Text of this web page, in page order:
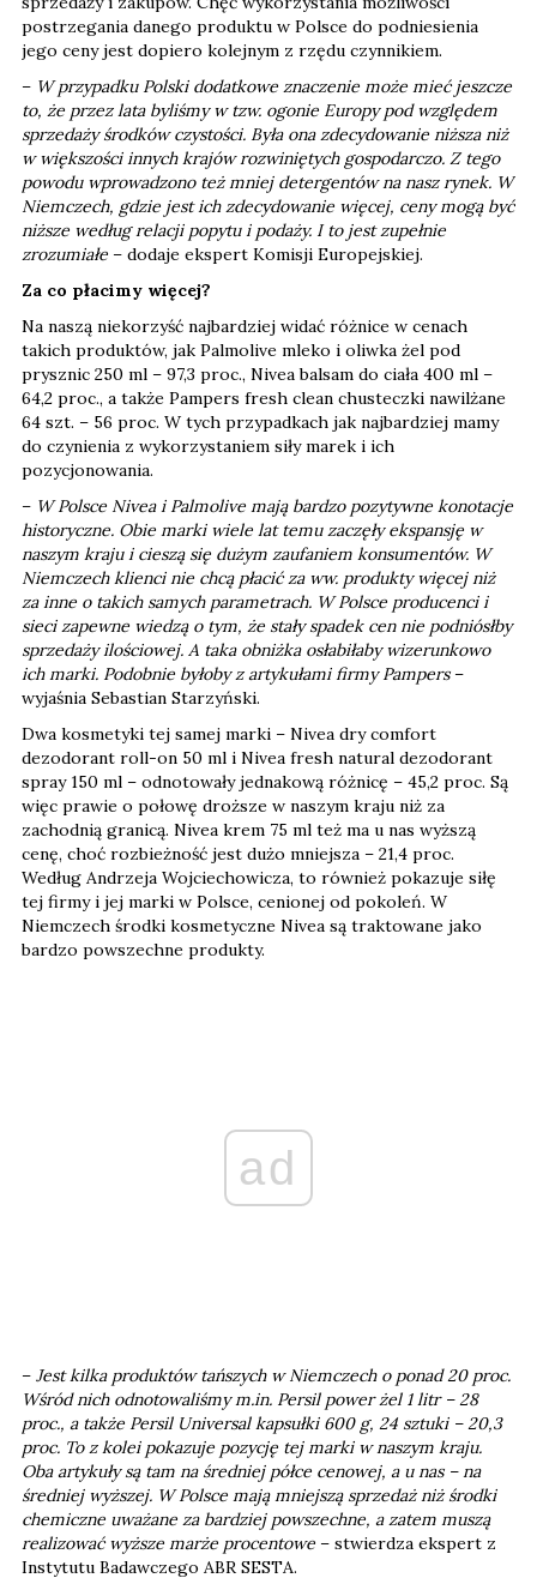
postrzegania danego produktu w Polsce do podniesienia
jego ceny jest dopiero kolejnym z rzędu czynnikiem.
– W przypadku Polski dodatkowe znaczenie może mieć jeszcze
to, że przez lata byliśmy w tzw. ogonie Europy pod względem
sprzedaży środków czystości. Była ona zdecydowanie niższa niż
w większości innych krajów rozwiniętych gospodarczo. Z tego
powodu wprowadzono też mniej detergentów na nasz rynek. W
Niemczech, gdzie jest ich zdecydowanie więcej, ceny mogą być
niższe według relacji popytu i podaży. I to jest zupełnie
zrozumiałe – dodaje ekspert Komisji Europejskiej.
Za co płacimy więcej?
Na naszą niekorzyść najbardziej widać różnice w cenach
takich produktów, jak Palmolive mleko i oliwka żel pod
prysznic 250 ml – 97,3 proc., Nivea balsam do ciała 400 ml –
64,2 proc., a także Pampers fresh clean chusteczki nawilżane
64 szt. – 56 proc. W tych przypadkach jak najbardziej mamy
do czynienia z wykorzystaniem siły marek i ich
pozycjonowania.
– W Polsce Nivea i Palmolive mają bardzo pozytywne konotacje
historyczne. Obie marki wiele lat temu zaczęły ekspansję w
naszym kraju i cieszą się dużym zaufaniem konsumentów. W
Niemczech klienci nie chcą płacić za ww. produkty więcej niż
za inne o takich samych parametrach. W Polsce producenci i
sieci zapewne wiedzą o tym, że stały spadek cen nie podniósłby
sprzedaży ilościowej. A taka obniżka osłabiłaby wizerunkowo
ich marki. Podobnie byłoby z artykułami firmy Pampers–
wyjaśnia Sebastian Starzyński.
Dwa kosmetyki tej samej marki – Nivea dry comfort
dezodorant roll-on 50 ml i Nivea fresh natural dezodorant
spray 150 ml – odnotowały jednakową różnicę – 45,2 proc. Są
więc prawie o połowę droższe w naszym kraju niż za
zachodnią granicą. Nivea krem 75 ml też ma u nas wyższą
cenę, choć rozbieżność jest dużo mniejsza – 21,4 proc.
Według Andrzeja Wojciechowicza, to również pokazuje siłę
tej firmy i jej marki w Polsce, cenionej od pokoleń. W
Niemczech środki kosmetyczne Nivea są traktowane jako
bardzo powszechne produkty.
ad
– Jest kilka produktów tańszych w Niemczech o ponad 20 proc.
Wśród nich odnotowaliśmy m.in. Persil power żel 1 litr – 28
proc., a także Persil Universal kapsułki 600 g, 24 sztuki – 20,3
proc. To z kolei pokazuje pozycję tej marki w naszym kraju.
Oba artykuły są tam na średniej półce cenowej, a u nas – na
średniej wyższej. W Polsce mają mniejszą sprzedaż niż środki
chemiczne uważane za bardziej powszechne, a zatem muszą
realizować wyższe marże procentowe – stwierdza ekspert z
Instytutu Badawczego ABR SESTA.